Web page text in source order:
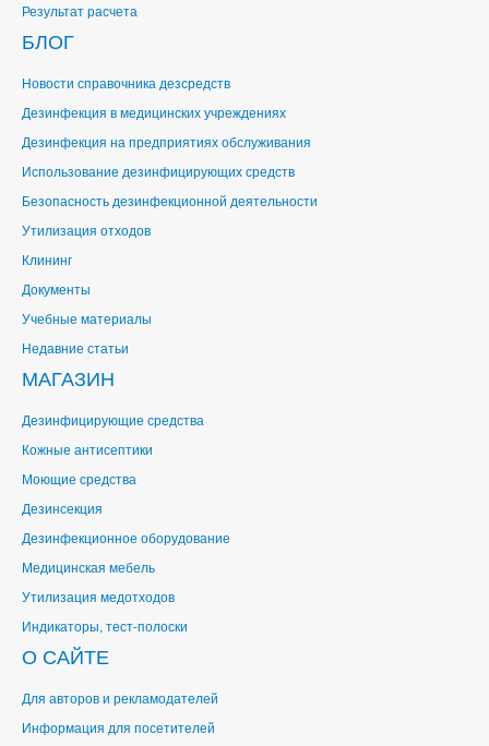
Результат расчета
БЛОГ
Новости справочника дезсредств
Дезинфекция в медицинских учреждениях
Дезинфекция на предприятиях обслуживания
Использование дезинфицирующих средств
Безопасность дезинфекционной деятельности
Утилизация отходов
Клининг
Документы
Учебные материалы
Недавние статьи
МАГАЗИН
Дезинфицирующие средства
Кожные антисептики
Моющие средства
Дезинсекция
Дезинфекционное оборудование
Медицинская мебель
Утилизация медотходов
Индикаторы, тест-полоски
О САЙТЕ
Для авторов и рекламодателей
Информация для посетителей